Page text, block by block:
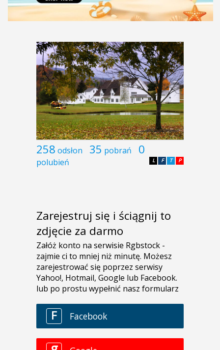
258 odsłon 35 pobrań 0
polubień P
T
F
L
Zarejestruj się i ściągnij to
zdjęcie za darmo